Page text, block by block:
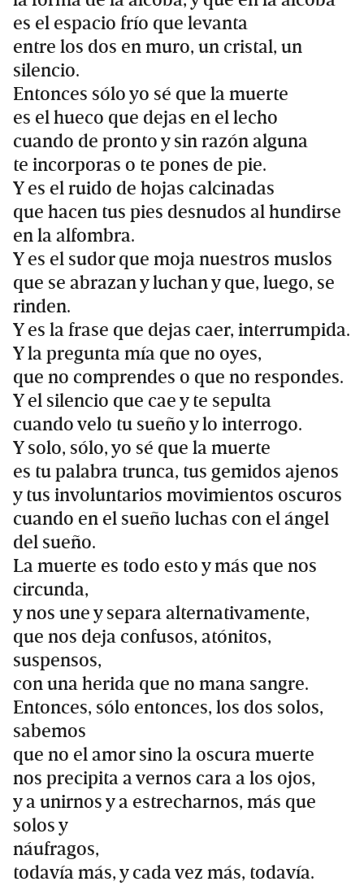
es el espacio frío que levanta
entre los dos en muro, un cristal, un
silencio.
Entonces sólo yo sé que la muerte
es el hueco que dejas en el lecho
cuando de pronto y sin razón alguna
te incorporas o te pones de pie.
Y es el ruido de hojas calcinadas
que hacen tus pies desnudos al hundirse
en la alfombra.
Y es el sudor que moja nuestros muslos
que se abrazan y luchan y que, luego, se
rinden.
Y es la frase que dejas caer, interrumpida.
Y la pregunta mía que no oyes,
que no comprendes o que no respondes.
Y el silencio que cae y te sepulta
cuando velo tu sueño y lo interrogo.
Y solo, sólo, yo sé que la muerte
es tu palabra trunca, tus gemidos ajenos
y tus involuntarios movimientos oscuros
cuando en el sueño luchas con el ángel
del sueño.
La muerte es todo esto y más que nos
circunda,
y nos une y separa alternativamente,
que nos deja confusos, atónitos,
suspensos,
con una herida que no mana sangre.
Entonces, sólo entonces, los dos solos,
sabemos
que no el amor sino la oscura muerte
nos precipita a vernos cara a los ojos,
y a unirnos y a estrecharnos, más que
solos y
náufragos,
todavía más, y cada vez más, todavía.